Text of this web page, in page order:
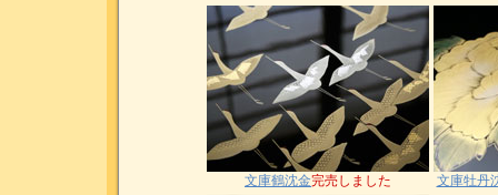
文庫鶴沈金完売しました 文庫牡丹